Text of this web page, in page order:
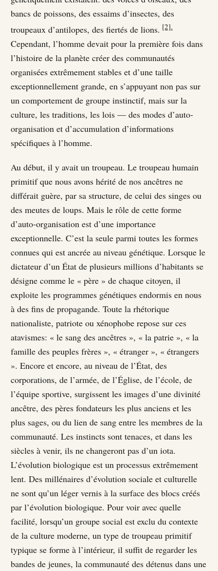
bancs de poissons, des essaims d’insectes, des
troupeaux d’antilopes, des fiertés de lions. [2].
Cependant, l’homme devait pour la première fois dans
l’histoire de la planète créer des communautés
organisées extrêmement stables et d’une taille
exceptionnellement grande, en s’appuyant non pas sur
un comportement de groupe instinctif, mais sur la
culture, les traditions, les lois — des modes d’auto-
organisation et d’accumulation d’informations
spécifiques à l’homme.
Au début, il y avait un troupeau. Le troupeau humain
primitif que nous avons hérité de nos ancêtres ne
différait guère, par sa structure, de celui des singes ou
des meutes de loups. Mais le rôle de cette forme
d’auto-organisation est d’une importance
exceptionnelle. C’est la seule parmi toutes les formes
connues qui est ancrée au niveau génétique. Lorsque le
dictateur d’un État de plusieurs millions d’habitants se
désigne comme le « père » de chaque citoyen, il
exploite les programmes génétiques endormis en nous
à des fins de propagande. Toute la rhétorique
nationaliste, patriote ou xénophobe repose sur ces
atavismes: « le sang des ancêtres », « la patrie », « la
famille des peuples frères », « étranger », « étrangers
». Encore et encore, au niveau de l’État, des
corporations, de l’armée, de l’Église, de l’école, de
l’équipe sportive, surgissent les images d’une divinité
ancêtre, des pères fondateurs les plus anciens et les
plus sages, ou du lien de sang entre les membres de la
communauté. Les instincts sont tenaces, et dans les
siècles à venir, ils ne changeront pas d’un iota.
L’évolution biologique est un processus extrêmement
lent. Des millénaires d’évolution sociale et culturelle
ne sont qu’un léger vernis à la surface des blocs créés
par l’évolution biologique. Pour voir avec quelle
facilité, lorsqu’un groupe social est exclu du contexte
de la culture moderne, un type de troupeau primitif
typique se forme à l’intérieur, il suffit de regarder les
bandes de jeunes, la communauté des détenus dans une